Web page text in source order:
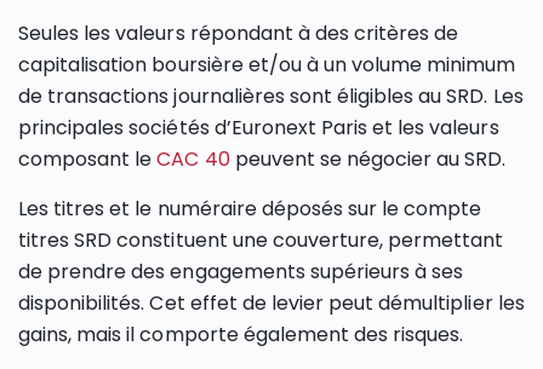
Seules les valeurs répondant à des critères de
capitalisation boursière et/ou à un volume minimum
de transactions journalières sont éligibles au SRD. Les
principales sociétés d’Euronext Paris et les valeurs
composant leCAC 40peuvent se négocier au SRD.
Les titres et le numéraire déposés sur le compte
titres SRD constituent une couverture, permettant
de prendre des engagements supérieurs à ses
disponibilités. Cet effet de levier peut démultiplier les
gains, mais il comporte également des risques.